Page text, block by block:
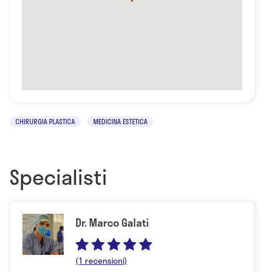
CHIRURGIA PLASTICA MEDICINA ESTETICA
Specialisti
Dr. Marco Galati
(1 recensioni)